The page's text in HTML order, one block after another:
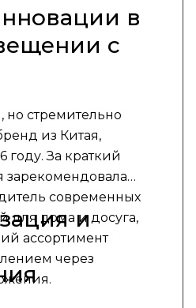
в
с
стремительно
из Китая,
году. За краткий
современных
для дома и досуга,
ассортимент
через
и